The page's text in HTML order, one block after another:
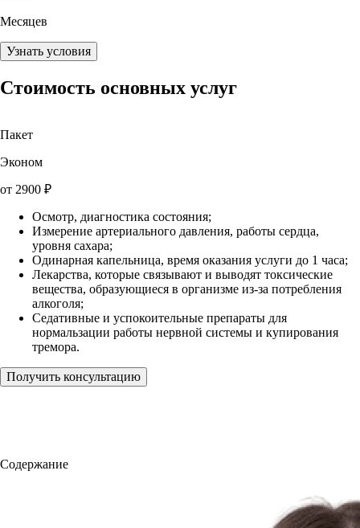
Месяцев
Узнать условия
Стоимость основных услуг
Пакет
Эконом
от 2900 ₽
Осмотр, диагностика состояния;
Измерение артериального давления, работы сердца,
уровня сахара;
Одинарная капельница, время оказания услуги до 1 часа;
Лекарства, которые связывают и выводят токсические
вещества, образующиеся в организме из-за потребления
алкоголя;
Седативные и успокоительные препараты для
нормальзации работы нервной системы и купирования
тремора.
Получить консультацию
Содержание